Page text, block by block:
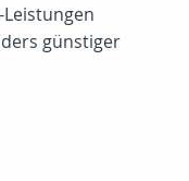
günstiger